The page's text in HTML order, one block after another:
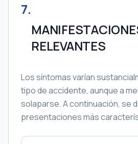
7.
RELEVANTES
Los síntomas varían
tipo de accidente, aunque a
solaparse. A continuación, se
presentaciones más